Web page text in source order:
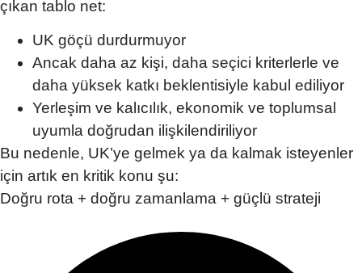
çıkan tablo net:
UK göçü durdurmuyor
Ancak daha az kişi, daha seçici kriterlerle ve
daha yüksek katkı beklentisiyle kabul ediliyor
Yerleşim ve kalıcılık, ekonomik ve toplumsal
uyumla doğrudan ilişkilendiriliyor
Bu nedenle, UK’ye gelmek ya da kalmak isteyenler
için artık en kritik konu şu:
Doğru rota + doğru zamanlama + güçlü strateji